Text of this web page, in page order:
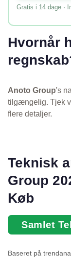
Gratis i 14 dage ·
Hvornår
Anoto Group's
tilgængelig. Tjek
flere detaljer.
Teknisk
Group
Køb
Samlet
Baseret på